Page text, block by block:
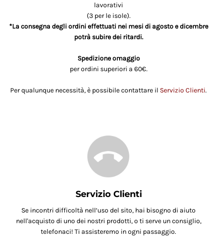
lavorativi
(3 per le isole).
*La consegna degli ordini effettuati nei mesi di agosto e dicembre
potrà subire dei ritardi.
Spedizione omaggio
per ordini superiori a 60€.
Per qualunque necessità, è possibile contattare il Servizio Clienti.
Servizio Clienti
Se incontri difficoltà nell’uso del sito, hai bisogno di aiuto
nell'acquisto di uno dei nostri prodotti, o ti serve un consiglio,
telefonaci! Ti assisteremo in ogni passaggio.